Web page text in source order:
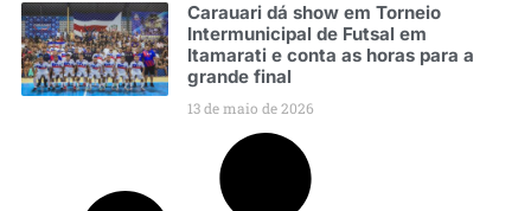
Carauari dá show em Torneio
Intermunicipal de Futsal em
Itamarati e conta as horas para a
grande final
13 de maio de 2026